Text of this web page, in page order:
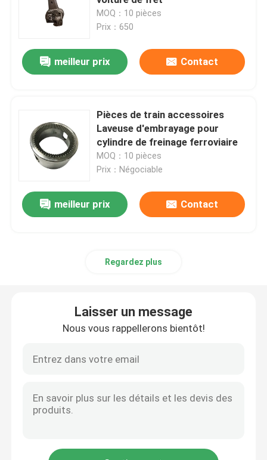
Pièces de forge ferroviaires
Système de la suspension ferroviaire
Intérieurs ferroviaires de chariot
Coupleur de train
Pièces de rechange locomotives
Valve de freinage ferroviaire
Parties de voie ferrée
MOQ：10 pièces
Prix：650
meilleur prix Contact
Pièces de train accessoires
Laveuse d'embrayage pour
cylindre de freinage ferroviaire
MOQ：10 pièces
Prix：Négociable
meilleur prix Contact
Regardez plus
Laisser un message
Nous vous rappellerons bientôt!